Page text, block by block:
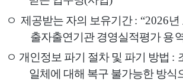
ㅇ 제공받는 자의 보유기간: “2026년
출자출연기관 경영실적평가용
ㅇ 개인정보 파기 절차 및 파기 방법 :
일체에 대해 복구 불가능한 방식